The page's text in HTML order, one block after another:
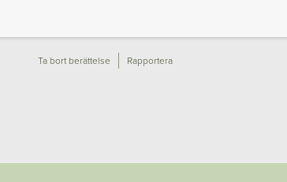
Ta bort berättelse Rapportera